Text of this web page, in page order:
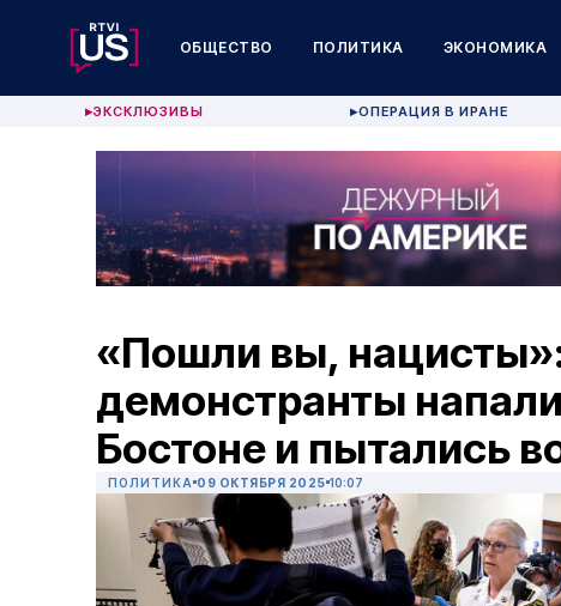
ОБЩЕСТВО ПОЛИТИКА ЭКОНОМИКА
▶ЭКСКЛЮЗИВЫ ▶ОПЕРАЦИЯ В ИРАНЕ
«Пошли вы,
демонстранты
Бостоне и пытались
ПОЛИТИКА 09 ОКТЯБРЯ 2025 10:07